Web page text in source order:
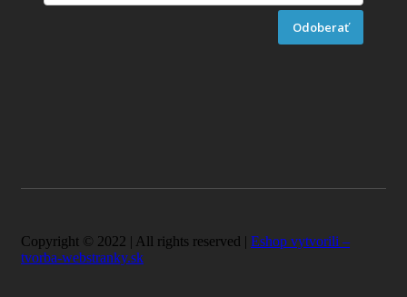
Odoberať
Copyright © 2022 | All rights reserved | Eshop vytvorili –
tvorba-webstranky.sk